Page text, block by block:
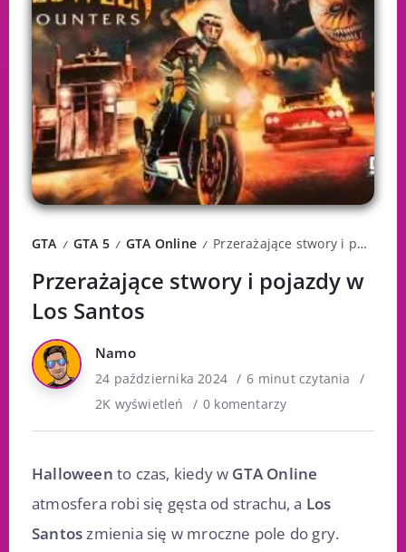
GTA / GTA 5 / GTA Online / Przerażające stwory i pojazdy w Los Santos
Przerażające stwory i pojazdy w
Los Santos
Namo
24 października 2024
6 minut czytania
2K wyświetleń
0 komentarzy
Halloween to czas, kiedy w GTA Online
atmosfera robi się gęsta od strachu, a Los
Santoszmienia się w mroczne pole do gry.